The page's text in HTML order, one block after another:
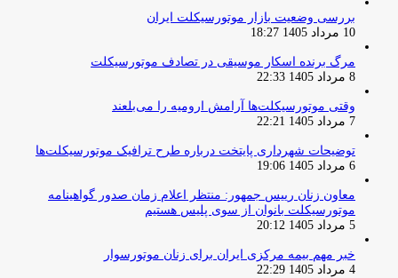
بررسی وضعیت بازار موتورسیکلت ایران
10 مرداد 1405 18:27
مرگ برنده اسکار موسیقی در تصادف موتورسیکلت
8 مرداد 1405 22:33
وقتی موتورسیکلت‌ها آرامش ارومیه را می‌بلعند
7 مرداد 1405 22:21
توضیحات شهرداری پایتخت درباره طرح ترافیک موتورسیکلت‌ها
6 مرداد 1405 19:06
معاون زنان رییس جمهور: منتظر اعلام زمان صدور گواهینامه
موتورسیکلت بانوان از سوی پلیس هستیم
5 مرداد 1405 20:12
خبر مهم بیمه مرکزی ایران برای زنان موتورسوار
4 مرداد 1405 22:29